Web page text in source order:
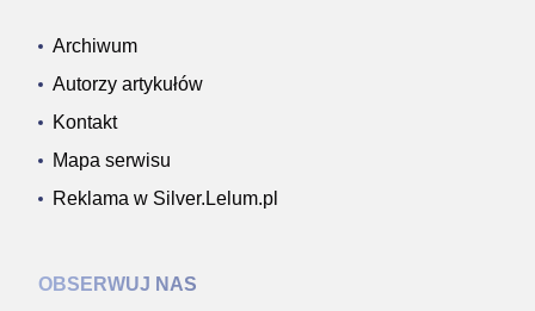
Archiwum
Autorzy artykułów
Kontakt
Mapa serwisu
Reklama w Silver.Lelum.pl
OBSERWUJ NAS